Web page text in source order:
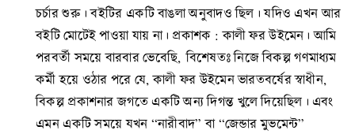
চর্চার শুরু। বইটির একটি বাঙলা অনুবাদও ছিল। যদিও এখন আর
বইটি মোটেই পাওয়া যায় না। প্রকাশক : কালী ফর উইমেন। আমি
পরবর্তী সময়ে বারবার ভেবেছি, বিশেষতঃ নিজে বিকল্প গণমাধ্যম
কর্মী হয়ে ওঠার পরে যে, কালী ফর উইমেন ভারতবর্ষের স্বাধীন,
বিকল্প প্রকাশনার জগতে একটি অন্য দিগন্ত খুলে দিয়েছিল। এবং
এমন একটি সময়ে যখন “নারীবাদ” বা “জেন্ডার মুভমেন্ট”